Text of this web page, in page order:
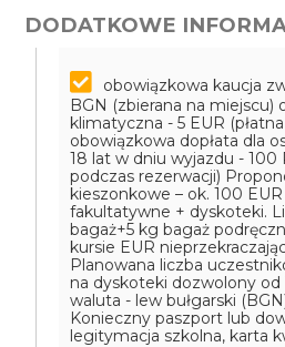
DODATKOWE
obowiązkowa kaucja
BGN (zbierana na miejscu)
klimatyczna - 5 EUR
obowiązkowa dopłata dla
18 lat w dniu wyjazdu - 100
podczas rezerwacji)
kieszonkowe – ok. 100
fakultatywne + dyskoteki.
bagaż+5 kg bagaż
kursie EUR
Planowana liczba
na dyskoteki dozwolony od
waluta - lew bułgarski
Konieczny paszport lub
legitymacja szkolna, karta